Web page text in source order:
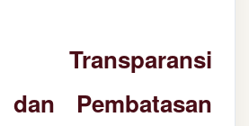
Transparansi
Pembatasan